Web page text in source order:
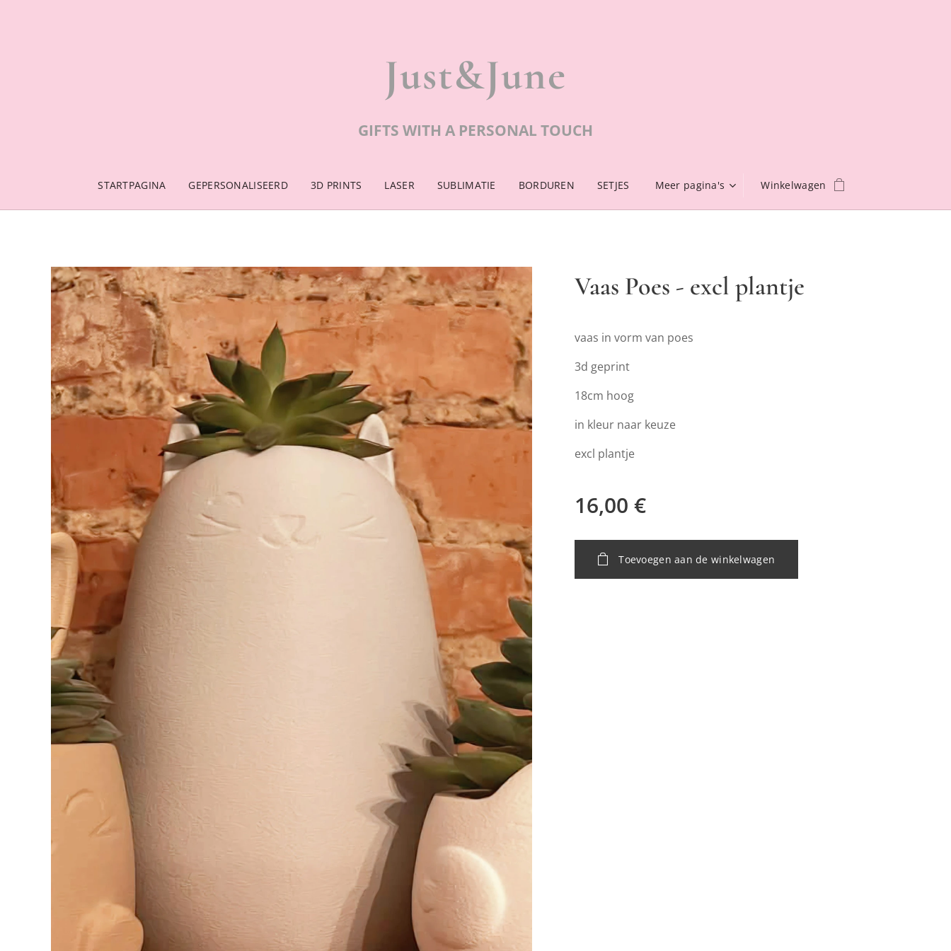
Just&June
GIFTS WITH A PERSONAL TOUCH
STARTPAGINA GEPERSONALISEERD 3D PRINTS LASER SUBLIMATIE BORDUREN SETJES Meer pagina's Winkelwagen
Vaas Poes - excl plantje
vaas in vorm van poes
3d geprint
18cm hoog
in kleur naar keuze
excl plantje
16,00 €
Toevoegen aan de winkelwagen